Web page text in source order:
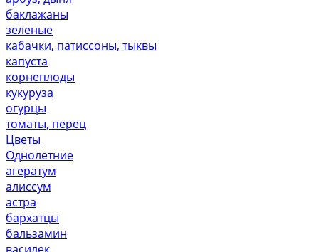
баклажаны
зеленые
кабачки, патиссоны, тыквы
капуста
корнеплоды
кукуруза
огурцы
томаты, перец
Цветы
Однолетние
агератум
алиссум
астра
бархатцы
бальзамин